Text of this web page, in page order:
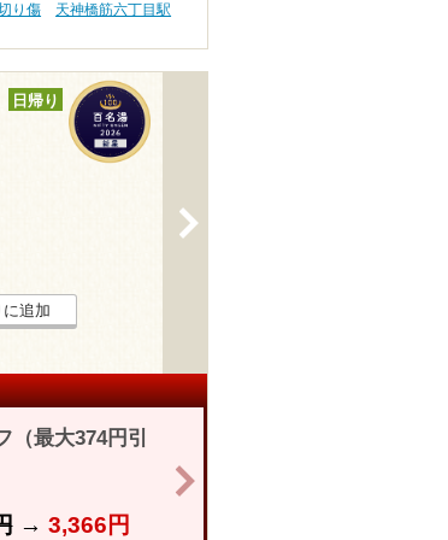
り傷
天神橋筋六丁目駅
日帰り
追加
（最大374円引
→ 3,366円